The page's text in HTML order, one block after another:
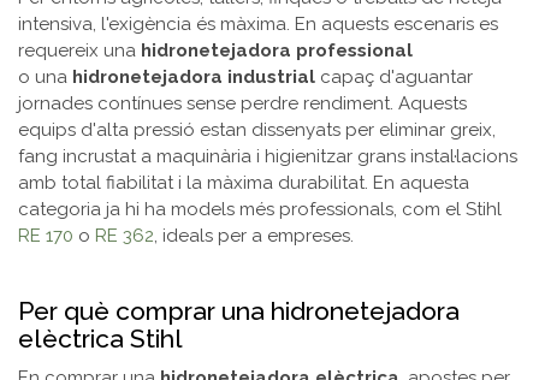
intensiva, l'exigència és màxima. En aquests escenaris es
requereix una hidronetejadora professional
o una hidronetejadora industrial capaç d'aguantar
jornades contínues sense perdre rendiment. Aquests
equips d'alta pressió estan dissenyats per eliminar greix,
fang incrustat a maquinària i higienitzar grans instal·lacions
amb total fiabilitat i la màxima durabilitat. En aquesta
categoria ja hi ha models més professionals, com el Stihl
RE 170 o RE 362, ideals per a empreses.
Per què comprar una hidronetejadora
elèctrica Stihl